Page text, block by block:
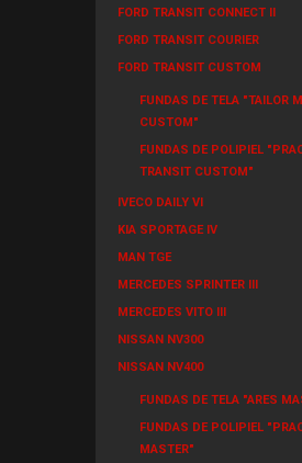
FORD TRANSIT CONNECT II
FORD TRANSIT COURIER
FORD TRANSIT CUSTOM
FUNDAS DE TELA "TAILOR
CUSTOM"
FUNDAS DE POLIPIEL
TRANSIT CUSTOM"
IVECO DAILY VI
KIA SPORTAGE IV
MAN TGE
MERCEDES SPRINTER III
MERCEDES VITO III
NISSAN NV300
NISSAN NV400
FUNDAS DE TELA "ARES
FUNDAS DE POLIPIEL
MASTER"